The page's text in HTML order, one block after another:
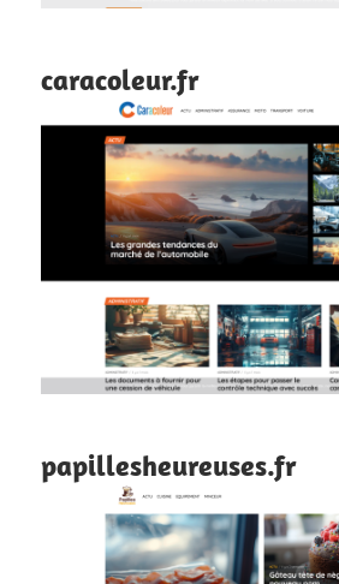
caracoleur.fr
papillesheureuses.fr